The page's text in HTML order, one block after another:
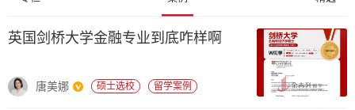
列
学
英国剑桥大学金融专业到底咋样啊
唐美娜 硕士选校 留学案例